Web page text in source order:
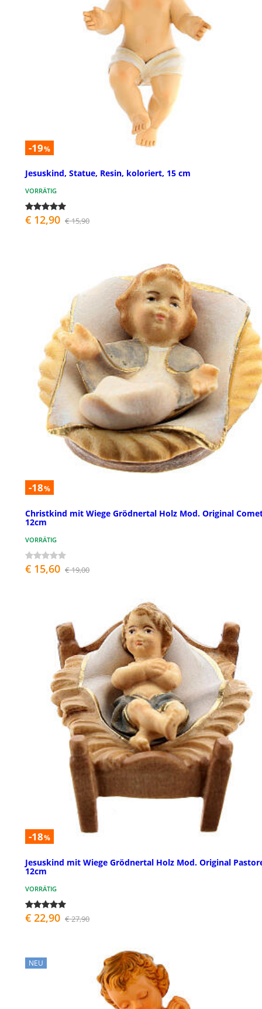
-19%
Jesuskind, Statue, Resin, koloriert, 15 cm
VORRÄTIG
€ 12,90 € 15,90
-18%
Christkind mit Wiege Grödnertal Holz Mod. Original
12cm
VORRÄTIG
€ 15,60 € 19,00
-18%
Jesuskind mit Wiege Grödnertal Holz Mod. Original
12cm
VORRÄTIG
€ 22,90 € 27,90
NEU